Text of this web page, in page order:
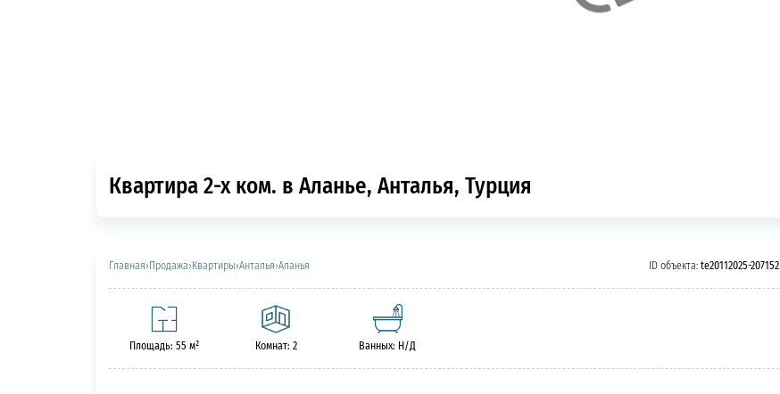
Квартира 2-х ком. в Аланье, Анталья, Турция
Главная›Продажа›Квартиры›Анталья›Аланья ID объекта:te20112025-207152
Площадь: 55 м² Комнат: 2 Ванных: Н/Д